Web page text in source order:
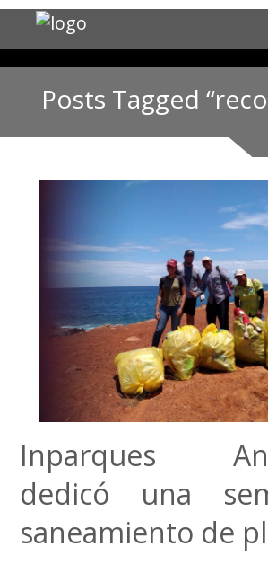
Posts Tagged
Inparques
dedicó una
saneamiento de